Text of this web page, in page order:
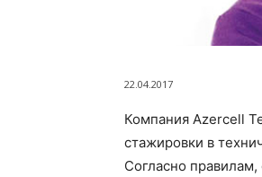
22.04.2017
Компания Azercell
стажировки в
Согласно правилам,